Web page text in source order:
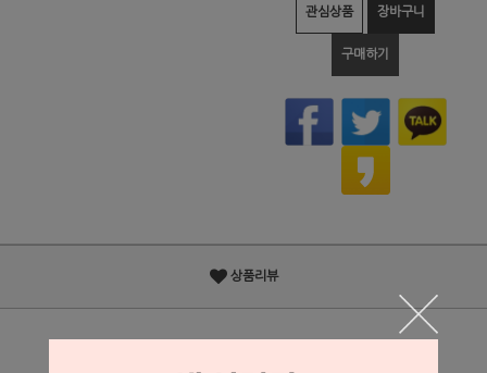
관심상품 장바구니
구매하기
상품리뷰